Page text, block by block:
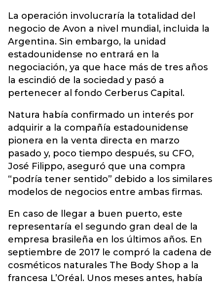
La operación involucraría la totalidad del
negocio de Avon a nivel mundial, incluida la
Argentina. Sin embargo, la unidad
estadounidense no entrará en la
negociación, ya que hace más de tres años
la escindió de la sociedad y pasó a
pertenecer al fondo Cerberus Capital.
Natura había confirmado un interés por
adquirir a la compañía estadounidense
pionera en la venta directa en marzo
pasado y, poco tiempo después, su CFO,
José Filippo, aseguró que una compra
“podría tener sentido” debido a los similares
modelos de negocios entre ambas firmas.
En caso de llegar a buen puerto, este
representaría el segundo gran deal de la
empresa brasileña en los últimos años. En
septiembre de 2017 le compró la cadena de
cosméticos naturales The Body Shop a la
francesa L’Oréal. Unos meses antes, había